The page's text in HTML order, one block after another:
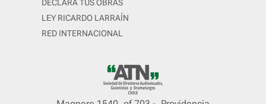
DECLARA TUS OBRAS
LEY RICARDO LARRAÍN
RED INTERNACIONAL